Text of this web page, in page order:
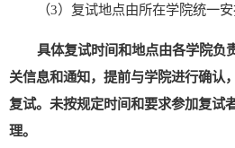
（3）复试地点由所在学院统一安
具体复试时间和地点由各学院负
关信息和通知，提前与学院进行确认
复试。未按规定时间和要求参加复试
理。